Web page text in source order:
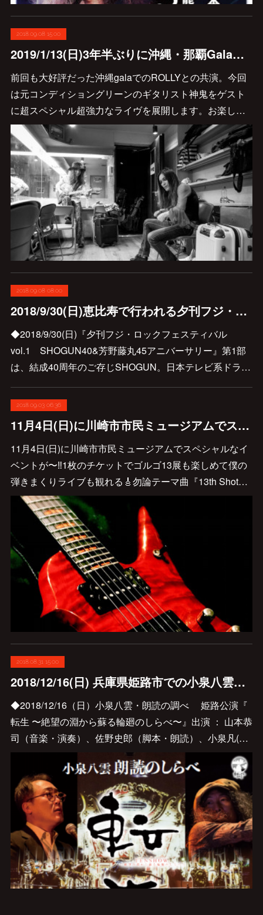
2018.09.08 15:00
2019/1/13(日)3年半ぶりに沖縄・那覇GalaでROLLYとの競演が決定、ゲストは神鬼!!
前回も大好評だった沖縄galaでのROLLYとの共演。今回
は元コンディショングリーンのギタリスト神鬼をゲスト
に超スペシャル超強力なライヴを展開します。お楽し…
2018.09.08 08:00
2018/9/30(日)恵比寿で行われる夕刊フジ・ロックフェスティバル vol.1 SHOGUN40&芳野藤丸45アニバーサリーへのゲスト出演が急遽決定です!!!
◆2018/9/30(日)『夕刊フジ・ロックフェスティバル
vol.1 SHOGUN40&芳野藤丸45アニバーサリー』第1部
は、結成40周年のご存じSHOGUN。日本テレビ系ドラ…
2018.09.03 06:36
11月4日(日)に川崎市市民ミュージアムでスペシャルなイベントが〜〜‼︎
11月4日(日)に川崎市市民ミュージアムでスペシャルなイ
ベントが〜‼︎1枚のチケットでゴルゴ13展も楽しめて僕の
弾きまくりライブも観れる🎸勿論テーマ曲『13th Shot…
2018.08.31 15:00
2018/12/16(日) 兵庫県姫路市での小泉八雲朗読の調べ 開催です♪
◆2018/12/16（日）小泉八雲・朗読の調べ 姫路公演『
転生 〜絶望の淵から蘇る輪廻のしらべ〜』出演 ： 山本恭
司（音楽・演奏）、佐野史郎（脚本・朗読）、小泉凡(…